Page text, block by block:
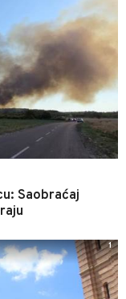
Saobraćaj
1